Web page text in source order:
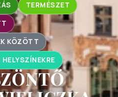
TERMÉSZET
KÖZÖTT